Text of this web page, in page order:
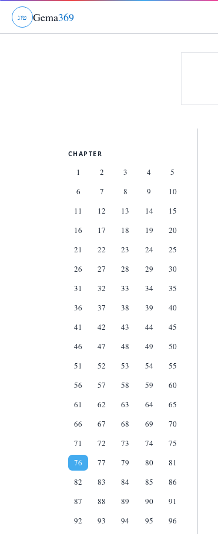
גוט Gema369
CHAPTER
1 2 3 4
5
6
7 8 9
10
11
12 13 14
15
16
17 18 19
20
21
22 23 24
25
26
27 28 29
30
31
32 33 34
35
36
37 38 39
40
41
42 43 44
45
46
47 48 49
50
51
52 53 54
55
56
57 58 59
60
61
62 63 64
65
66
67 68 69
70
71
72 73 74
75
76
77 79 80
81
82
83 84 85
86
87
88 89 90
91
92
93 94 95
96